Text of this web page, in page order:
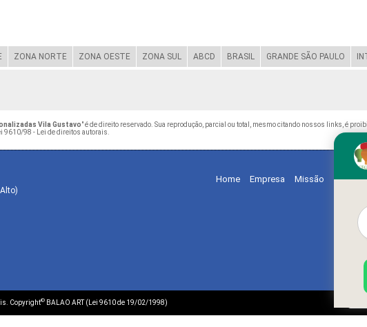
ZONA NORTE ZONA OESTE ZONA SUL ABCD BRASIL GRANDE SÃO PAULO
Vila Gustavo" é de direito reservado. Sua reprodução, parcial ou total, mesmo citando nossos links, é
9610/98 - Lei de direitos autorais
Home Empresa Missão
Copyright© BALAO ART (Lei 9610 de 19/02/1998)